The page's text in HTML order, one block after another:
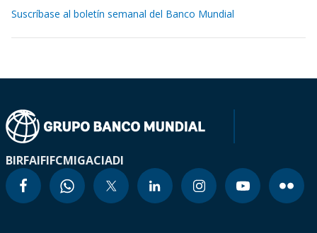
Suscríbase al boletín semanal del Banco Mundial
BIRFAIFIFCMIGACIADI